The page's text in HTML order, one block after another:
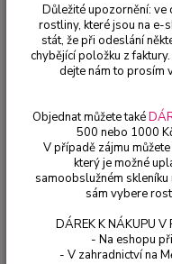
Africké kopřivy, Coleusy
Africká
Důležité upozornění: ve
rostliny, které jsou na e-
stát, že při odeslání
chybějící položku z
dejte nám to prosím
Objednat můžete také
500 nebo 1000
V případě zájmu
který je možné
samoobslužném
sám vybere
DÁREK K NÁKUPU V
- Na eshopu
- V zahradnictví na